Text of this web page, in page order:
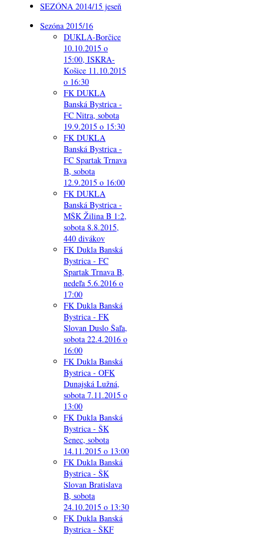
SEZÓNA 2014/15 jeseň
Sezóna 2015/16
DUKLA-Borčice
10.10.2015 o
15:00, ISKRA-
Košice 11.10.2015
o 16:30
FK DUKLA
Banská Bystrica -
FC Nitra, sobota
19.9.2015 o 15:30
FK DUKLA
Banská Bystrica -
FC Spartak Trnava
B, sobota
12.9.2015 o 16:00
FK DUKLA
Banská Bystrica -
MŠK Žilina B 1:2,
sobota 8.8.2015,
440 divákov
FK Dukla Banská
Bystrica - FC
Spartak Trnava B,
nedeľa 5.6.2016 o
17:00
FK Dukla Banská
Bystrica - FK
Slovan Duslo Šaľa,
sobota 22.4.2016 o
16:00
FK Dukla Banská
Bystrica - OFK
Dunajská Lužná,
sobota 7.11.2015 o
13:00
FK Dukla Banská
Bystrica - ŠK
Senec, sobota
14.11.2015 o 13:00
FK Dukla Banská
Bystrica - ŠK
Slovan Bratislava
B, sobota
24.10.2015 o 13:30
FK Dukla Banská
Bystrica - ŠKF